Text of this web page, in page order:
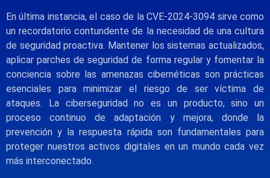
En última instancia, el caso de la CVE-2024-3094 sirve como
un recordatorio contundente de la necesidad de una cultura
de seguridad proactiva. Mantener los sistemas actualizados,
aplicar parches de seguridad de forma regular y fomentar la
conciencia sobre las amenazas cibernéticas son prácticas
esenciales para minimizar el riesgo de ser víctima de
ataques. La ciberseguridad no es un producto, sino un
proceso continuo de adaptación y mejora, donde la
prevención y la respuesta rápida son fundamentales para
proteger nuestros activos digitales en un mundo cada vez
más interconectado.